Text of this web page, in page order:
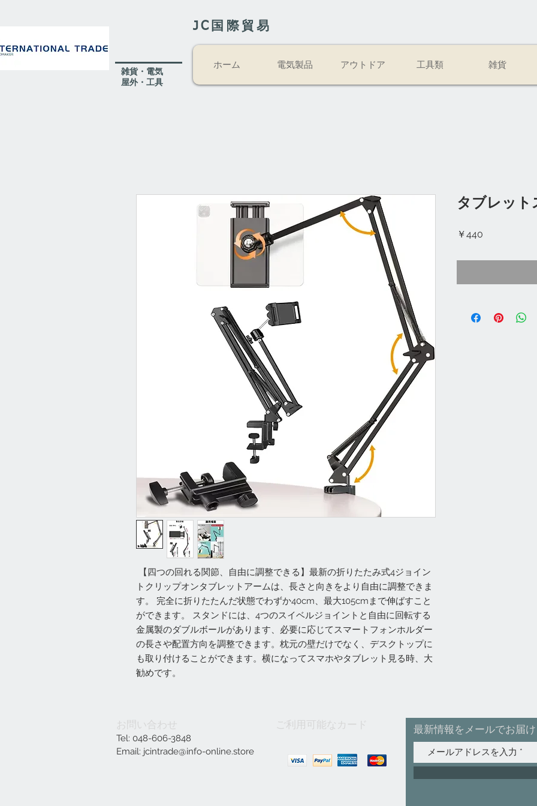
JC国際貿易
​雑貨・電気
​屋外・工具
ホーム 電気製品 アウトドア 工具類 雑貨
【四つの回れる関節、自由に調整できる】最新の折りたたみ式4ジョイン
トクリップオンタブレットアームは、長さと向きをより自由に調整できま
す。 完全に折りたたんだ状態でわずか40cm、最大105cmまで伸ばすこと
ができます。 スタンドには、4つのスイベルジョイントと自由に回転する
金属製のダブルボールがあります、必要に応じてスマートフォンホルダー
の長さや配置方向を調整できます。枕元の壁だけでなく、デスクトップに
も取り付けることができます。横になってスマホやタブレット見る時、大
勧めです。
タブレット
￥440
お問い合わせ
Tel: 048-606-3848
Email: jcintrade@info-online.store
ご利用可能なカード 最新情報をメールでお届